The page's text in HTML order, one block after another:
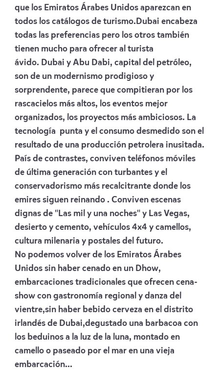
que los Emiratos Árabes Unidos aparezcan en
todos los catálogos de turismo.Dubai encabeza
todas las preferencias pero los otros también
tienen mucho para ofrecer al turista
ávido. Dubai y Abu Dabi, capital del petróleo,
son de un modernismo prodigioso y
sorprendente, parece que compitieran por los
rascacielos más altos, los eventos mejor
organizados, los proyectos más ambiciosos. La
tecnología punta y el consumo desmedido son el
resultado de una producción petrolera inusitada.
País de contrastes, conviven teléfonos móviles
de última generación con turbantes y el
conservadorismo más recalcitrante donde los
emires siguen reinando . Conviven escenas
dignas de "Las mil y una noches" y Las Vegas,
desierto y cemento, vehículos 4x4 y camellos,
cultura milenaria y postales del futuro.
No podemos volver de los Emiratos Árabes
Unidos sin haber cenado en un Dhow,
embarcaciones tradicionales que ofrecen cena-
show con gastronomía regional y danza del
vientre,sin haber bebido cerveza en el distrito
irlandés de Dubai,degustado una barbacoa con
los beduinos a la luz de la luna, montado en
camello o paseado por el mar en una vieja
embarcación...